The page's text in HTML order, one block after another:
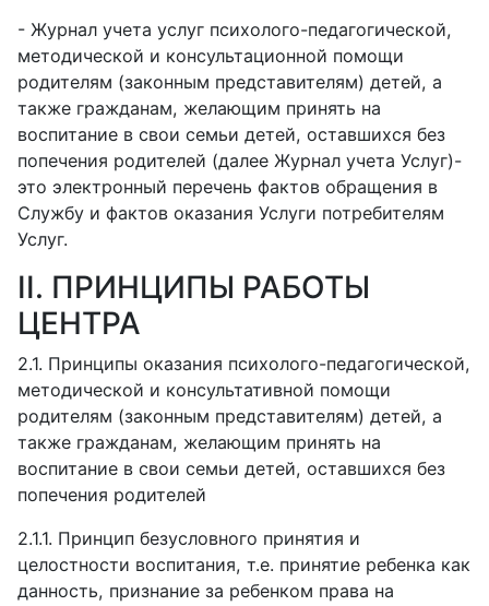
- Журнал учета услуг психолого-педагогической,
методической и консультационной помощи
родителям (законным представителям) детей, а
также гражданам, желающим принять на
воспитание в свои семьи детей, оставшихся без
попечения родителей (далее Журнал учета Услуг)-
это электронный перечень фактов обращения в
Службу и фактов оказания Услуги потребителям
Услуг.
II. ПРИНЦИПЫ РАБОТЫ
ЦЕНТРА
2.1. Принципы оказания психолого-педагогической,
методической и консультативной помощи
родителям (законным представителям) детей, а
также гражданам, желающим принять на
воспитание в свои семьи детей, оставшихся без
попечения родителей
2.1.1. Принцип безусловного принятия и
целостности воспитания, т.е. принятие ребенка как
данность, признание за ребенком права на